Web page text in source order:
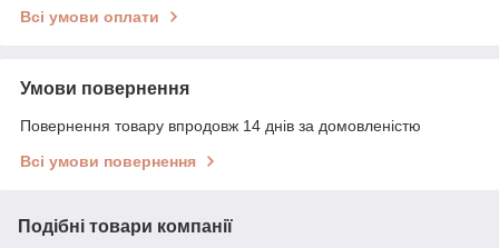
Всі умови оплати
Умови повернення
Повернення товару впродовж 14 днів за домовленістю
Всі умови повернення
Подібні товари компанії